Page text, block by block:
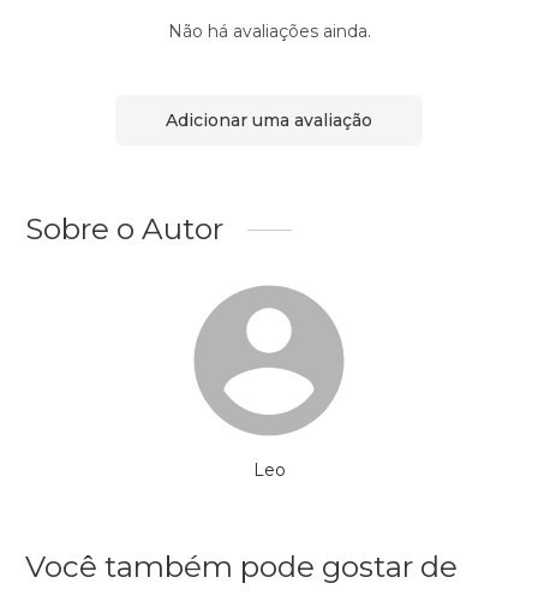
Não há avaliações ainda.
Adicionar uma avaliação
Sobre o Autor
Leo
Você também pode gostar de